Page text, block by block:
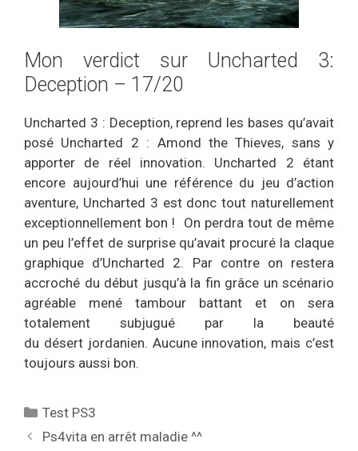
Mon verdict sur Uncharted 3:
Deception – 17/20
Uncharted 3 : Deception, reprend les bases qu’avait
posé Uncharted 2 : Amond the Thieves, sans y
apporter de réel innovation. Uncharted 2 étant
encore aujourd’hui une référence du jeu d’action
aventure, Uncharted 3 est donc tout naturellement
exceptionnellement bon ! On perdra tout de même
un peu l’effet de surprise qu’avait procuré la claque
graphique d’Uncharted 2. Par contre on restera
accroché du début jusqu’à la fin grâce un scénario
agréable mené tambour battant et on sera
totalement subjugué par la beauté
du désert jordanien. Aucune innovation, mais c’est
toujours aussi bon.
Catégories
Test PS3
Ps4vita en arrêt maladie ^^